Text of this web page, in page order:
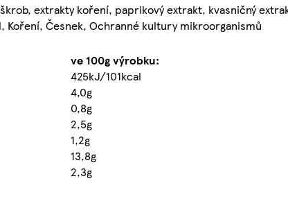
extrakty koření, paprikový extrakt, kvasničný
Koření, Česnek, Ochranné kultury mikroorganismů
ve 100g výrobku:
425kJ/101kcal
4,0g
0,8g
2,5g
1,2g
13,8g
2,3g